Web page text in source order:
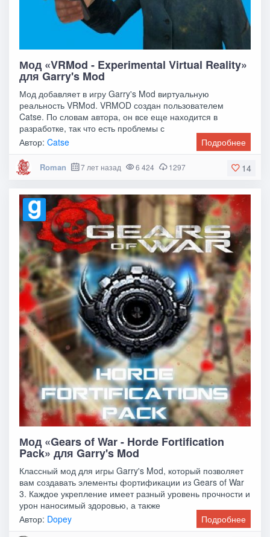
Мод «VRMod - Experimental Virtual Reality»
для Garry's Mod
Мод добавляет в игру Garry's Mod виртуальную
реальность VRMod. VRMOD создан пользователем
Catse. По словам автора, он все еще находится в
разработке, так что есть проблемы с
производительностью и
Автор:Catse Подробнее
14
Roman 7 лет назад 6 424 1297
Мод «Gears of War - Horde Fortification
Pack» для Garry's Mod
Классный мод для игры Garry's Mod, который позволяет
вам создавать элементы фортификации из Gears of War
3. Каждое укрепление имеет разный уровень прочности и
урон наносимый здоровью, а также
Автор: Dopey Подробнее